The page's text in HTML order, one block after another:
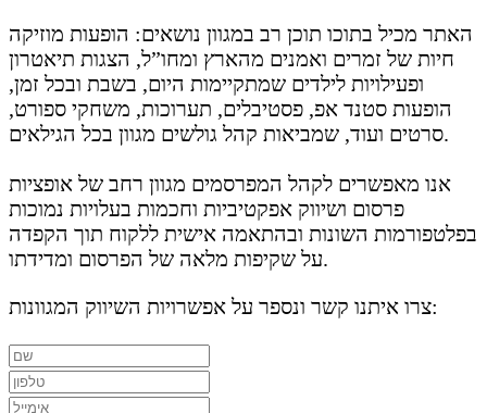
האתר מכיל בתוכו תוכן רב במגוון נושאים: הופעות מוזיקה
חיות של זמרים ואמנים מהארץ ומחו”ל, הצגות תיאטרון
ופעילויות לילדים שמתקיימות היום, בשבת ובכל זמן,
הופעות סטנד אפ, פסטיבלים, תערוכות, משחקי ספורט,
סרטים ועוד, שמביאות קהל גולשים מגוון בכל הגילאים.
אנו מאפשרים לקהל המפרסמים מגוון רחב של אופציות
פרסום ושיווק אפקטיביות וחכמות בעלויות נמוכות
בפלטפורמות השונות ובהתאמה אישית ללקוח תוך הקפדה
על שקיפות מלאה של הפרסום ומדידתו.
צרו איתנו קשר ונספר על אפשרויות השיווק המגוונות: